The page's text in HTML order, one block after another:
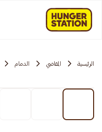
الرئيسية المقاضي الدمام